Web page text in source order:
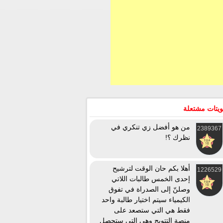
مشتعلة
2389367
من هو أفضل زي تنكري في
نظرك ؟!
1226529
أهلا بكم حان الوقت لترشيح
إحدى الخمس طالبات اللاتي
وصلنّ إلى الصدراة في تفوق
الكيمياء سيتم اختيار طالبة واحد
فقط هي التي ستصعد على
منصة التتويج وهي التي ستحصل